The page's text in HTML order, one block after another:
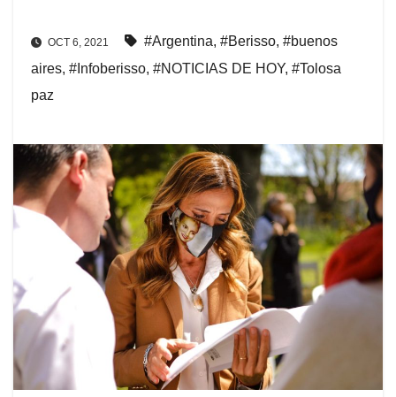
OCT 6, 2021 #Argentina, #Berisso, #buenos
aires, #Infoberisso, #NOTICIAS DE HOY, #Tolosa
paz